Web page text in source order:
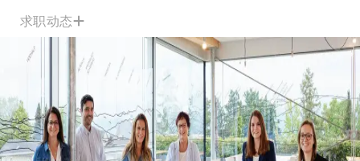
求职动态